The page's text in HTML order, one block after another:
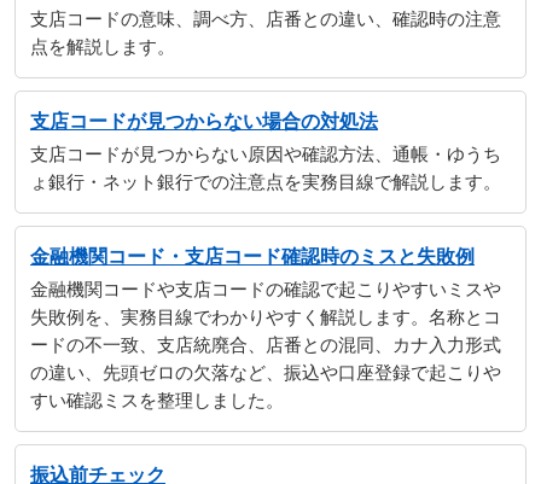
支店コードの意味、調べ方、店番との違い、確認時の注意
点を解説します。
支店コードが見つからない場合の対処法
支店コードが見つからない原因や確認方法、通帳・ゆうち
ょ銀行・ネット銀行での注意点を実務目線で解説します。
金融機関コード・支店コード確認時のミスと失敗例
金融機関コードや支店コードの確認で起こりやすいミスや
失敗例を、実務目線でわかりやすく解説します。名称とコ
ードの不一致、支店統廃合、店番との混同、カナ入力形式
の違い、先頭ゼロの欠落など、振込や口座登録で起こりや
すい確認ミスを整理しました。
振込前チェック